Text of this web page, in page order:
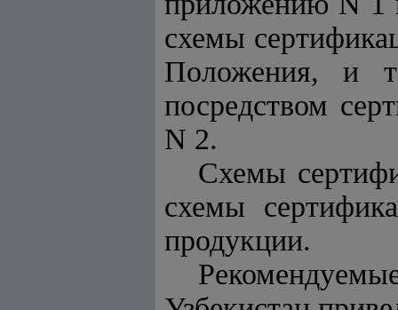
схемы
Положения, и
посредством
N 2.
Схемы
схемы
продукции.